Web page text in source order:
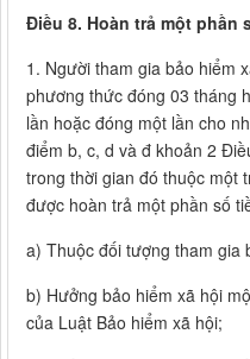
Điều 8. Hoàn trả một phần
1. Người tham gia bảo hiểm
phương thức đóng 03 tháng
lần hoặc đóng một lần cho
điểm b, c, d và đ khoản 2
trong thời gian đó thuộc một
được hoàn trả một phần số
a) Thuộc đối tượng tham gia
b) Hưởng bảo hiểm xã hội
của Luật Bảo hiểm xã hội;